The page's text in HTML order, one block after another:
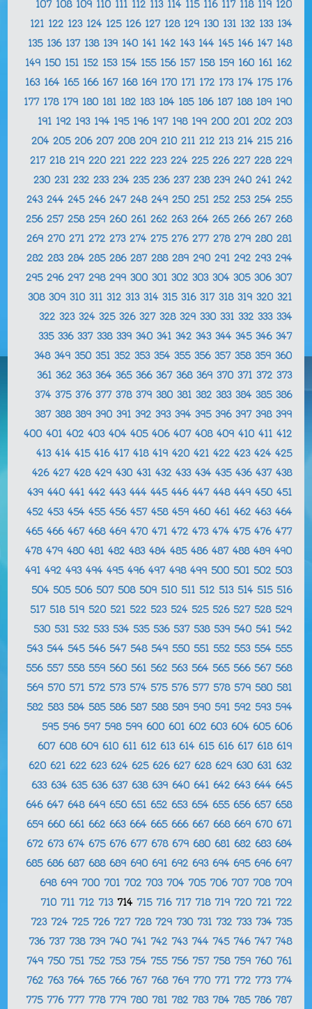
107 108 109 110 111 112 113 114 115 116 117 118 119 120
121 122 123 124 125 126 127 128 129 130 131 132 133 134
135 136 137 138 139 140 141 142 143 144 145 146 147 148
149 150 151 152 153 154 155 156 157 158 159 160 161 162
163 164 165 166 167 168 169 170 171 172 173 174 175 176
177 178 179 180 181 182 183 184 185 186 187 188 189 190
191 192 193 194 195 196 197 198 199 200 201 202 203
204 205 206 207 208 209 210 211 212 213 214 215 216
217 218 219 220 221 222 223 224 225 226 227 228 229
230 231 232 233 234 235 236 237 238 239 240 241 242
243 244 245 246 247 248 249 250 251 252 253 254 255
256 257 258 259 260 261 262 263 264 265 266 267 268
269 270 271 272 273 274 275 276 277 278 279 280 281
282 283 284 285 286 287 288 289 290 291 292 293 294
295 296 297 298 299 300 301 302 303 304 305 306 307
308 309 310 311 312 313 314 315 316 317 318 319 320 321
322 323 324 325 326 327 328 329 330 331 332 333 334
335 336 337 338 339 340 341 342 343 344 345 346 347
348 349 350 351 352 353 354 355 356 357 358 359 360
361 362 363 364 365 366 367 368 369 370 371 372 373
374 375 376 377 378 379 380 381 382 383 384 385 386
387 388 389 390 391 392 393 394 395 396 397 398 399
400 401 402 403 404 405 406 407 408 409 410 411 412
413 414 415 416 417 418 419 420 421 422 423 424 425
426 427 428 429 430 431 432 433 434 435 436 437 438
439 440 441 442 443 444 445 446 447 448 449 450 451
452 453 454 455 456 457 458 459 460 461 462 463 464
465 466 467 468 469 470 471 472 473 474 475 476 477
478 479 480 481 482 483 484 485 486 487 488 489 490
491 492 493 494 495 496 497 498 499 500 501 502 503
504 505 506 507 508 509 510 511 512 513 514 515 516
517 518 519 520 521 522 523 524 525 526 527 528 529
530 531 532 533 534 535 536 537 538 539 540 541 542
543 544 545 546 547 548 549 550 551 552 553 554 555
556 557 558 559 560 561 562 563 564 565 566 567 568
569 570 571 572 573 574 575 576 577 578 579 580 581
582 583 584 585 586 587 588 589 590 591 592 593 594
595 596 597 598 599 600 601 602 603 604 605 606
607 608 609 610 611 612 613 614 615 616 617 618 619
620 621 622 623 624 625 626 627 628 629 630 631 632
633 634 635 636 637 638 639 640 641 642 643 644 645
646 647 648 649 650 651 652 653 654 655 656 657 658
659 660 661 662 663 664 665 666 667 668 669 670 671
672 673 674 675 676 677 678 679 680 681 682 683 684
685 686 687 688 689 690 691 692 693 694 695 696 697
698 699 700 701 702 703 704 705 706 707 708 709
710 711 712 713 714 715 716 717 718 719 720 721 722
723 724 725 726 727 728 729 730 731 732 733 734 735
736 737 738 739 740 741 742 743 744 745 746 747 748
749 750 751 752 753 754 755 756 757 758 759 760 761
762 763 764 765 766 767 768 769 770 771 772 773 774
775 776 777 778 779 780 781 782 783 784 785 786 787